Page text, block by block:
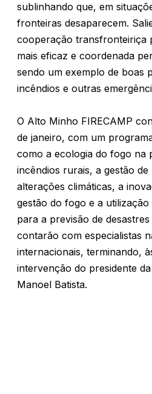
sublinhando que, em
fronteiras desaparecem.
cooperação transfronteiriça
mais eficaz e coordenada
sendo um exemplo de boas
incêndios e outras
O Alto Minho FIRECAMP
de janeiro, com um
como a ecologia do fogo na
incêndios rurais, a gestão
alterações climáticas, a
gestão do fogo e a
para a previsão de
contarão com especialistas
internacionais, terminando,
intervenção do presidente
Manoel Batista.